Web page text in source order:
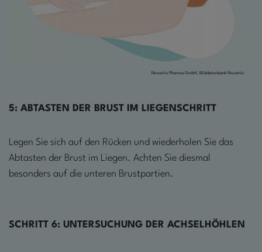
Novartis Pharma GmbH, Bilddatenbank Novartis
5: ABTASTEN DER BRUST IM LIEGEN SCHRITT
Legen Sie sich auf den Rücken und wiederholen Sie das
Abtasten der Brust im Liegen. Achten Sie diesmal
besonders auf die unteren Brustpartien.
SCHRITT 6: UNTERSUCHUNG DER ACHSELHÖHLEN